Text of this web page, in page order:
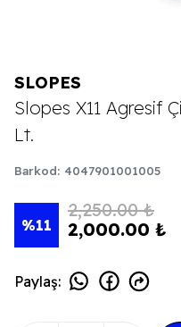
SLOPES
Slopes X11 Agresif
Lt.
Barkod: 4047901001005
%11
2,250.00 ₺
2,000.00 ₺
Paylaş: